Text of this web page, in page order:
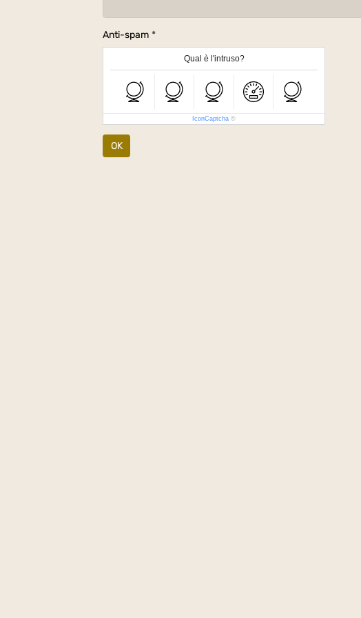
Anti-spam
Qual è l'intruso?
IconCaptcha ©
OK